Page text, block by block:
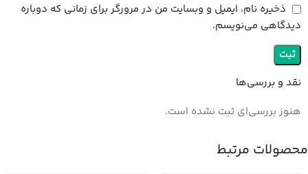
نقد و بررسی‌ها
هنوز بررسی‌ای ثبت نشده است.
ذخیره نام، ایمیل و وبسایت من در مرورگر برای زمانی که دوباره
دیدگاهی می‌نویسم.
محصولات مرتبط